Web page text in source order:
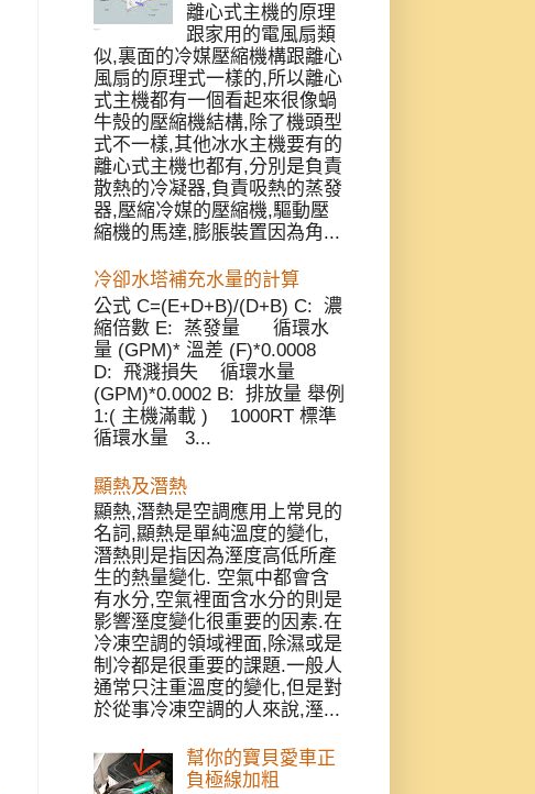
離心式主機的原理
跟家用的電風扇類
似,裏面的冷媒壓縮機構跟離心
風扇的原理式一樣的,所以離心
式主機都有一個看起來很像蝸
牛殼的壓縮機結構,除了機頭型
式不一樣,其他冰水主機要有的
離心式主機也都有,分別是負責
散熱的冷凝器,負責吸熱的蒸發
器,壓縮冷媒的壓縮機,驅動壓
縮機的馬達,膨脹裝置因為角...
冷卻水塔補充水量的計算
公式 C=(E+D+B)/(D+B) C: 濃
縮倍數 E: 蒸發量 循環水
量 (GPM)* 溫差 (F)*0.0008
D: 飛濺損失 循環水量
(GPM)*0.0002 B: 排放量 舉例
1:( 主機滿載 ) 1000RT 標準
循環水量 3...
顯熱及潛熱
顯熱,潛熱是空調應用上常見的
名詞,顯熱是單純溫度的變化,
潛熱則是指因為溼度高低所產
生的熱量變化. 空氣中都會含
有水分,空氣裡面含水分的則是
影響溼度變化很重要的因素.在
冷凍空調的領域裡面,除濕或是
制冷都是很重要的課題.一般人
通常只注重溫度的變化,但是對
於從事冷凍空調的人來說,溼...
幫你的寶貝愛車正
負極線加粗